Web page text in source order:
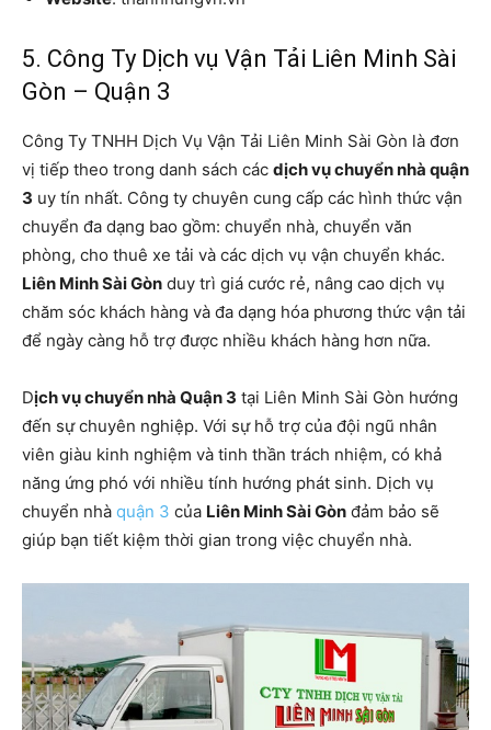
5. Công Ty Dịch vụ Vận Tải Liên Minh Sài
Gòn – Quận 3
Công Ty TNHH Dịch Vụ Vận Tải Liên Minh Sài Gòn là đơn
vị tiếp theo trong danh sách các dịch vụ chuyển nhà quận
3 uy tín nhất. Công ty chuyên cung cấp các hình thức vận
chuyển đa dạng bao gồm: chuyển nhà, chuyển văn
phòng, cho thuê xe tải và các dịch vụ vận chuyển khác.
Liên Minh Sài Gòn duy trì giá cước rẻ, nâng cao dịch vụ
chăm sóc khách hàng và đa dạng hóa phương thức vận tải
để ngày càng hỗ trợ được nhiều khách hàng hơn nữa.
Dịch vụ chuyển nhà Quận 3 tại Liên Minh Sài Gòn hướng
đến sự chuyên nghiệp. Với sự hỗ trợ của đội ngũ nhân
viên giàu kinh nghiệm và tinh thần trách nhiệm, có khả
năng ứng phó với nhiều tính hướng phát sinh. Dịch vụ
chuyển nhà quận 3 của Liên Minh Sài Gòn đảm bảo sẽ
giúp bạn tiết kiệm thời gian trong việc chuyển nhà.